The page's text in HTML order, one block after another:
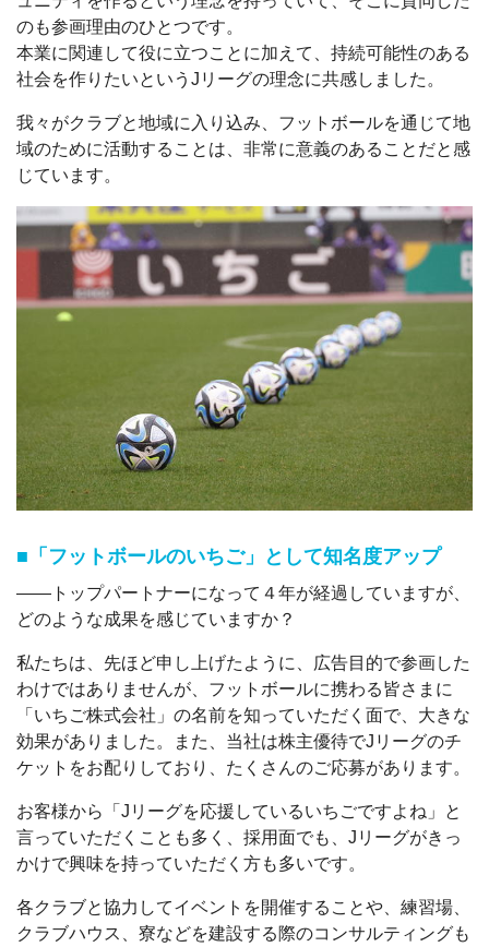
のも参画理由のひとつです。
本業に関連して役に立つことに加えて、持続可能性のある
社会を作りたいというJリーグの理念に共感しました。
我々がクラブと地域に入り込み、フットボールを通じて地
域のために活動することは、非常に意義のあることだと感
じています。
■「フットボールのいちご」として知名度アップ
――トップパートナーになって４年が経過していますが、
どのような成果を感じていますか？
私たちは、先ほど申し上げたように、広告目的で参画した
わけではありませんが、フットボールに携わる皆さまに
「いちご株式会社」の名前を知っていただく面で、大きな
効果がありました。また、当社は株主優待でJリーグのチ
ケットをお配りしており、たくさんのご応募があります。
お客様から「Jリーグを応援しているいちごですよね」と
言っていただくことも多く、採用面でも、Jリーグがきっ
かけで興味を持っていただく方も多いです。
各クラブと協力してイベントを開催することや、練習場、
クラブハウス、寮などを建設する際のコンサルティングも